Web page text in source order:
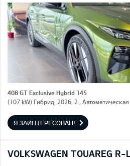
408 GT Exclusive Hybrid 145
(107 kW) Гибрид, 2026, 2 ,
Я ЗАИНТЕРЕСОВАН!
VOLKSWAGEN TOUAREG R-